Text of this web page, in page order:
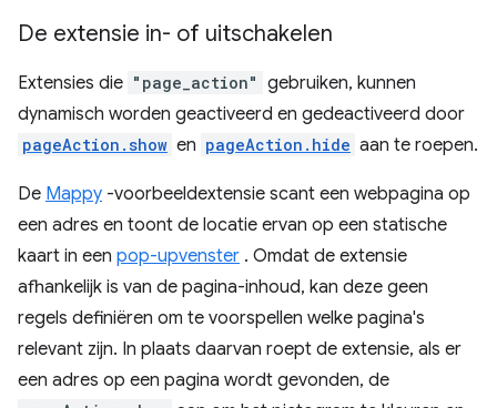
De extensie in- of uitschakelen
Extensies die "page_action" gebruiken, kunnen
dynamisch worden geactiveerd en gedeactiveerd door
pageAction.show en pageAction.hide aan te roepen.
De Mappy -voorbeeldextensie scant een webpagina op
een adres en toont de locatie ervan op een statische
kaart in een pop-upvenster . Omdat de extensie
afhankelijk is van de pagina-inhoud, kan deze geen
regels definiëren om te voorspellen welke pagina's
relevant zijn. In plaats daarvan roept de extensie, als er
een adres op een pagina wordt gevonden, de